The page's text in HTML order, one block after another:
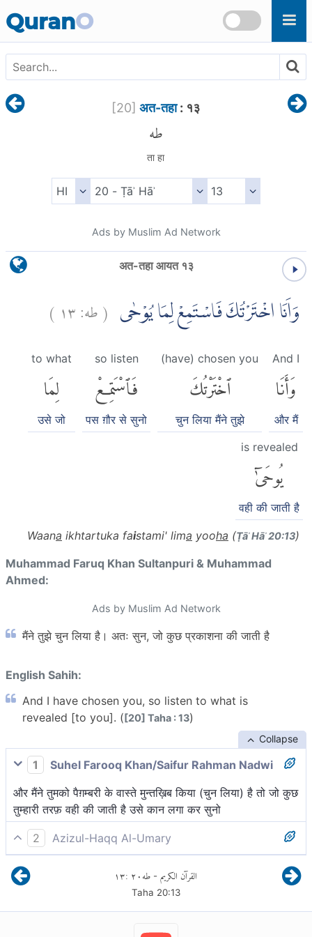
QuranO
[20] अत-तहा: १३
طه
ता हा
Ads by Muslim Ad Network
अत-तहा आयत १३
وَاَنَا اخْتَرْتُكَ فَاسْتَمِعْ لِمَا يُوْحٰى (طه:١٣ )
And I
وَأَنَا
और मैं
(have) chosen you
ٱخْتَرْتُكَ
चुन लिया मैंने तुझे
so listen
فَٱسْتَمِعْ
पस ग़ौर से सुनो
to what
لِمَا
उसे जो
is revealed
يُوحَىٰٓ
वही की जाती है
Waana ikhtartuka faistami' lima yooha (Ṭāʾ Hāʾ 20:13)
Muhammad Faruq Khan Sultanpuri & Muhammad
Ahmed:
Ads by Muslim Ad Network
मैंने तुझे चुन लिया है। अतः सुन, जो कुछ प्रकाशना की जाती है
English Sahih:
And I have chosen you, so listen to what is
revealed [to you]. ([20] Taha : 13)
Collapse
1
Suhel Farooq Khan/Saifur Rahman Nadwi
और मैंने तुमको पैग़म्बरी के वास्ते मुन्तख़िब किया (चुन लिया) है तो जो कुछ
तुम्हारी तरफ़ वही की जाती है उसे कान लगा कर सुनो
2
Azizul-Haqq Al-Umary
और मैंने तुझे चुन[1] लिया है। अतः ध्यान से सुन, जो वह़्यी की जा रही
है।
القرآن الكريم - طه٢٠:١٣
Taha 20:13